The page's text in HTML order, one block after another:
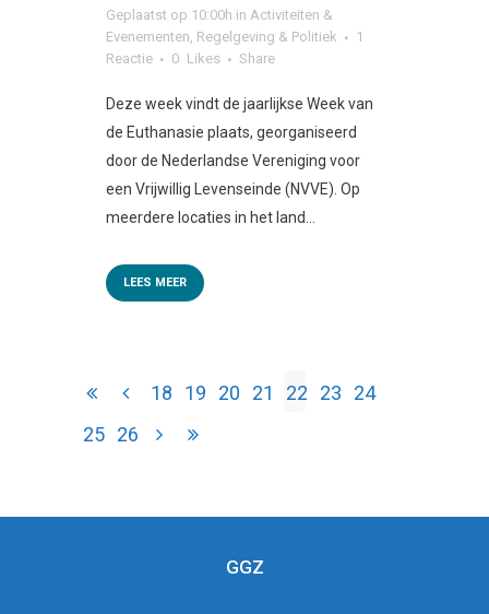
Geplaatst op 10:00h in Activiteiten &
Evenementen Regelgeving & Politiek
1
Reactie
0 Likes Share
Deze week vindt de jaarlijkse Week van
de Euthanasie plaats, georganiseerd
door de Nederlandse Vereniging voor
een Vrijwillig Levenseinde (NVVE). Op
meerdere locaties in het land...
LEES MEER
18 19 20 21 22 23
24
25 26
GGZ